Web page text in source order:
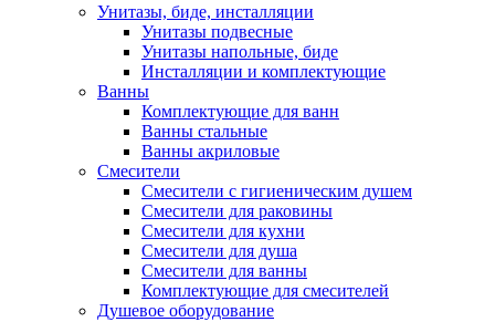
Унитазы, биде, инсталляции
Унитазы подвесные
Унитазы напольные, биде
Инсталляции и комплектующие
Ванны
Комплектующие для ванн
Ванны стальные
Ванны акриловые
Смесители
Смесители с гигиеническим душем
Смесители для раковины
Смесители для кухни
Смесители для душа
Смесители для ванны
Комплектующие для смесителей
Душевое оборудование